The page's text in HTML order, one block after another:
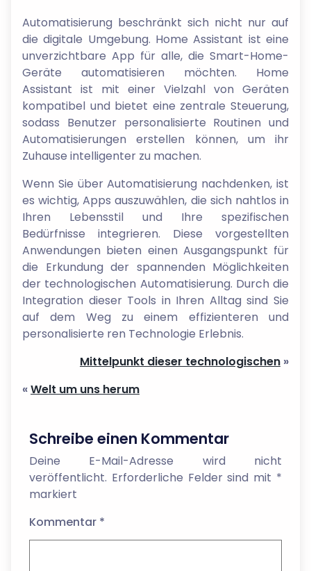
Automatisierung beschränkt sich nicht nur auf
die digitale Umgebung. Home Assistant ist eine
unverzichtbare App für alle, die Smart-Home-
Geräte automatisieren möchten. Home
Assistant ist mit einer Vielzahl von Geräten
kompatibel und bietet eine zentrale Steuerung,
sodass Benutzer personalisierte Routinen und
Automatisierungen erstellen können, um ihr
Zuhause intelligenter zu machen.
Wenn Sie über Automatisierung nachdenken, ist
es wichtig, Apps auszuwählen, die sich nahtlos in
Ihren Lebensstil und Ihre spezifischen
Bedürfnisse integrieren. Diese vorgestellten
Anwendungen bieten einen Ausgangspunkt für
die Erkundung der spannenden Möglichkeiten
der technologischen Automatisierung. Durch die
Integration dieser Tools in Ihren Alltag sind Sie
auf dem Weg zu einem effizienteren und
personalisierte ren Technologie Erlebnis.
Mittelpunkt dieser technologischen »
«Welt um uns herum
Schreibe einen Kommentar
Deine E-Mail-Adresse wird nicht
veröffentlicht. Erforderliche Felder sind mit *
markiert
Kommentar *